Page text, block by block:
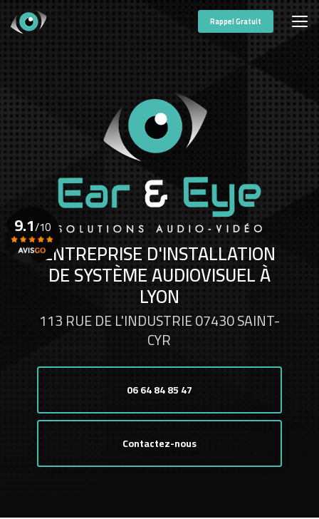
contenu
Rappel Gratuit
ENTREPRISE D'INSTALLATION
DE SYSTÈME AUDIOVISUEL À
LYON
113 RUE DE L'INDUSTRIE 07430 SAINT-
CYR
06 64 84 85 47
Contactez-nous
9.1/10
Voir le certificat